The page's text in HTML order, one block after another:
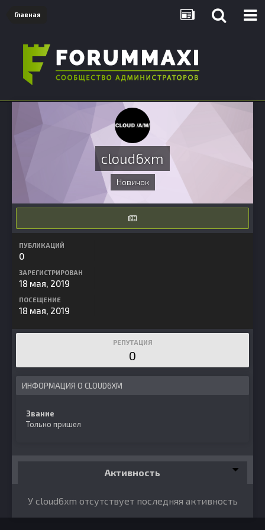
Главная
cloud6xm
Новичок
ПУБЛИКАЦИЙ
0
ЗАРЕГИСТРИРОВАН
18 мая, 2019
ПОСЕЩЕНИЕ
18 мая, 2019
РЕПУТАЦИЯ
0
ИНФОРМАЦИЯ О CLOUD6XM
Звание
Только пришел
Активность
У cloud6xm отсутствует последняя активность